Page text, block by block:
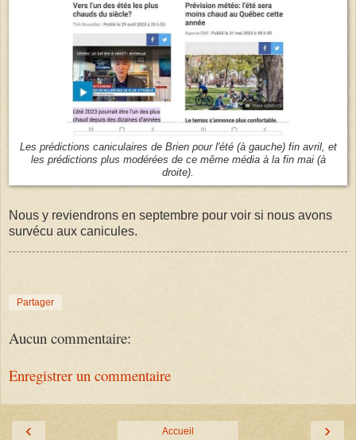
Les prédictions caniculaires de Brien pour l'été (à gauche) fin avril, et
les prédictions plus modérées de ce même média à la fin mai (à
droite).
Nous y reviendrons en septembre pour voir si nous avons
survécu aux canicules.
Partager
Aucun commentaire:
Enregistrer un commentaire
‹ ›
Accueil